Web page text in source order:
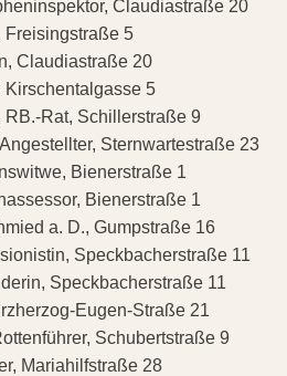
Claudiastraße 20
5
Claudiastraße 20
Kirschentalgasse 5
Rat, Schillerstraße 9
Sternwartestraße 23
Bienerstraße 1
Bienerstraße 1
a. D., Gumpstraße 16
Speckbacherstraße 11
Speckbacherstraße 11
Eugen-Straße 21
Schubertstraße 9
Mariahilfstraße 28